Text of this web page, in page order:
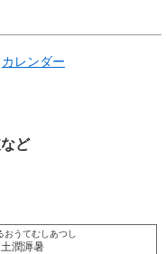
カレンダー
ど
おうてむしあつし
土潤溽暑